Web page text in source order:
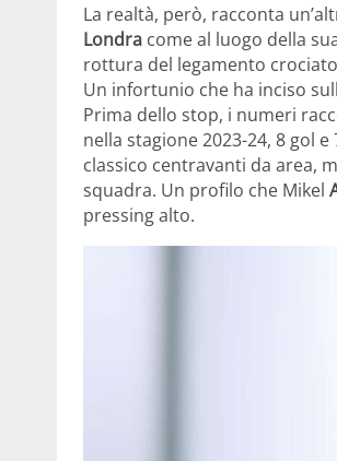
La realtà, però, racconta
Londra come al luogo della
rottura del legamento
Un infortunio che ha inciso
Prima dello stop, i numeri
nella stagione 2023-24, 8 gol
classico centravanti da area,
squadra. Un profilo che Mikel
pressing alto.